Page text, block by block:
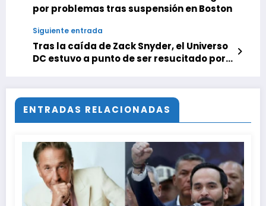
por problemas tras suspensión en Boston
Siguiente entrada
Tras la caída de Zack Snyder, el Universo
DC estuvo a punto de ser resucitado por
ENTRADAS RELACIONADAS